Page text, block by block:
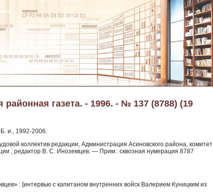
газета. - 1996. - № 137 (8788) (19
и., 1992-2006.
коллектив редакции, Администрация Асиновского района, комитет
; редактор В. С. Иноземцев. — Прим.: сквозная нумерация 8787
: [интервью с капитаном внутренних войск Валерием Куницким из